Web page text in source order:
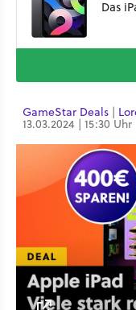
Das
GameStar Deals |
13.03.2024 | 15:30